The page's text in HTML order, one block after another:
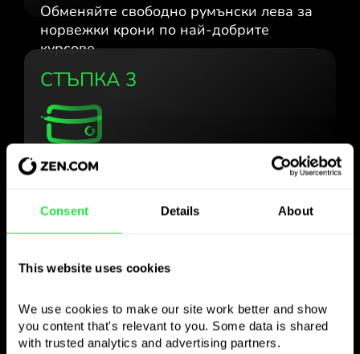
Consent Details About
This website uses cookies
We use cookies to make our site work better and show
you content that's relevant to you. Some data is shared
with trusted analytics and advertising partners.
Обменяйте свободно румънски лева за
норвежки крони по най-добрите
курсове.
СТЪПКА 3
Използвайте
избраната валута
както желаете
теглете от банкомати без
комисионна, плащайте с мултивалутна
карта